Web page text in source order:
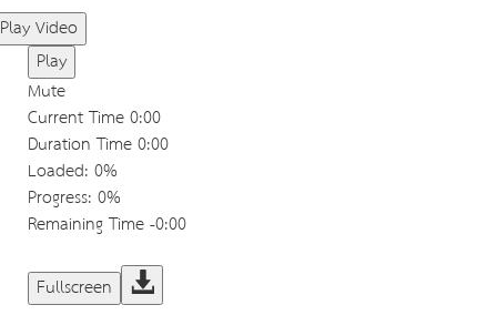
Play Video
Play
Mute
Current Time0:00
Duration Time0:00
Loaded: 0%
Progress: 0%
Remaining Time-0:00
Fullscreen